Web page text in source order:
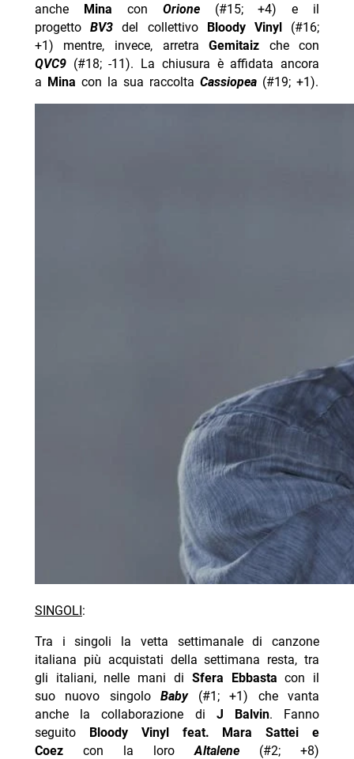
anche Mina con Orione (#15; +4) e il
progettoBV3del collettivo Bloody Vinyl(#16;
+1) mentre, invece, arretraGemitaiz che con
QVC9 (#18; -11). La chiusura è affidata ancora
a Mina con la sua raccolta Cassiopea (#19; +1).
SINGOLI:
Tra i singoli la vetta settimanale di canzone
italiana più acquistati della settimana resta, tra
gli italiani, nelle mani di Sfera Ebbastacon il
suo nuovo singoloBaby(#1; +1) che vanta
anche la collaborazione di J Balvin. Fanno
seguito Bloody Vinyl feat. Mara Sattei e
Coez con la loroAltalene (#2; +8)